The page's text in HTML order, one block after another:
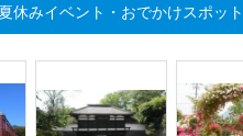
休みイベント・おでかけスポット